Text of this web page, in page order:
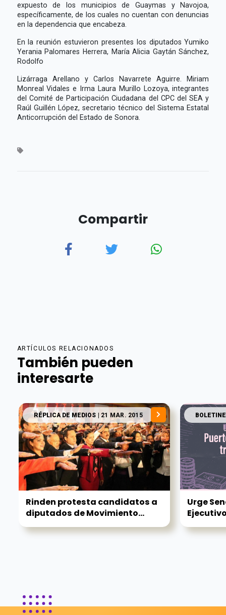
expuesto de los municipios de Guaymas y Navojoa,
específicamente, de los cuales no cuentan con denuncias
en la dependencia que encabeza.
En la reunión estuvieron presentes los diputados Yumiko
Yerania Palomares Herrera, María Alicia Gaytán Sánchez,
Rodolfo
Lizárraga Arellano y Carlos Navarrete Aguirre. Miriam
Monreal Vidales e Irma Laura Murillo Lozoya, integrantes
del Comité de Participación Ciudadana del CPC del SEA y
Raúl Guillén López, secretario técnico del Sistema Estatal
Anticorrupción del Estado de Sonora.
Compartir
ARTÍCULOS RELACIONADOS
También pueden
interesarte
RÉPLICA DE MEDIOS | 21 MAR. 2015
Rinden protesta candidatos a
diputados de Movimiento...
Urge